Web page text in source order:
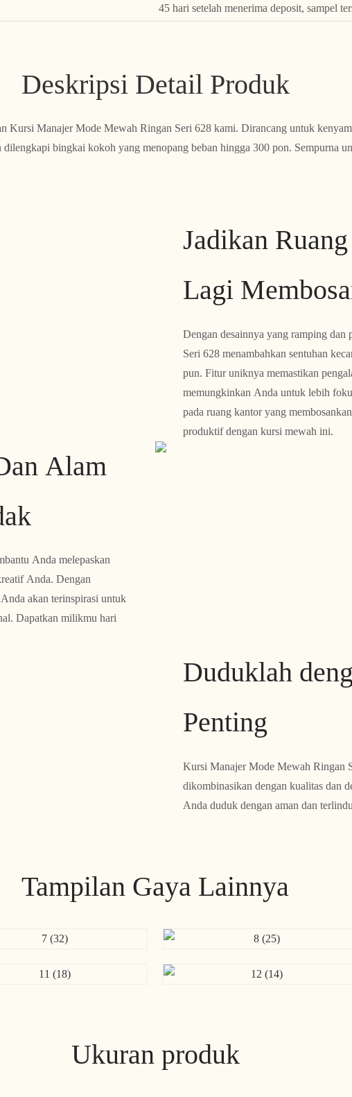
45 hari setelah menerima deposit, sampel
Deskripsi Detail Produk
Kursi Manajer Mode Mewah Ringan Seri 628 kami. Dirancang untuk
bingkai kokoh yang menopang beban hingga 300 pon. Sempurna
Jadikan
Lagi
Dengan desainnya yang ramping
Seri 628 menambahkan sentuhan
pun. Fitur uniknya memastikan
memungkinkan Anda untuk lebih
pada ruang kantor yang
produktif dengan kursi mewah ini.
Alam
Anda melepaskan
Anda. Dengan
akan terinspirasi untuk
Dapatkan milikmu hari
Duduklah
Penting
Kursi Manajer Mode Mewah Ringan
dikombinasikan dengan kualitas dan
Anda duduk dengan aman dan
Tampilan Gaya Lainnya
Ukuran produk